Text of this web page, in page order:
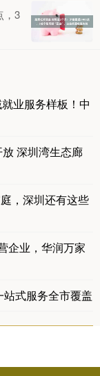
，3
业服务样板！中
深圳湾生态廊
，深圳还有这些
企业，华润万家
站式服务全市覆盖